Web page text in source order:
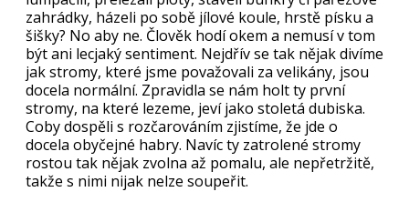
zahrádky, házeli po sobě jílové koule, hrstě písku a
šišky? No aby ne. Člověk hodí okem a nemusí v tom
být ani lecjaký sentiment. Nejdřív se tak nějak divíme
jak stromy, které jsme považovali za velikány, jsou
docela normální. Zpravidla se nám holt ty první
stromy, na které lezeme, jeví jako stoletá dubiska.
Coby dospěli s rozčarováním zjistíme, že jde o
docela obyčejné habry. Navíc ty zatrolené stromy
rostou tak nějak zvolna až pomalu, ale nepřetržitě,
takže s nimi nijak nelze soupeřit.